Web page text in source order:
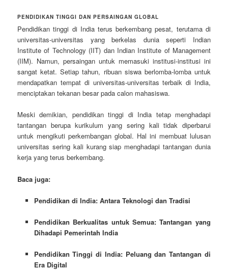
PENDIDIKAN TINGGI DAN PERSAINGAN GLOBAL
Pendidikan tinggi di India terus berkembang pesat, terutama di
universitas-universitas yang berkelas dunia seperti Indian
Institute of Technology (IIT) dan Indian Institute of Management
(IIM). Namun, persaingan untuk memasuki institusi-institusi ini
sangat ketat. Setiap tahun, ribuan siswa berlomba-lomba untuk
mendapatkan tempat di universitas-universitas terbaik di India,
menciptakan tekanan besar pada calon mahasiswa.
Meski demikian, pendidikan tinggi di India tetap menghadapi
tantangan berupa kurikulum yang sering kali tidak diperbarui
untuk mengikuti perkembangan global. Hal ini membuat lulusan
universitas sering kali kurang siap menghadapi tantangan dunia
kerja yang terus berkembang.
Baca juga:
Pendidikan di India: Antara Teknologi dan Tradisi
Pendidikan Berkualitas untuk Semua: Tantangan yang
Dihadapi Pemerintah India
Pendidikan Tinggi di India: Peluang dan Tantangan di
Era Digital